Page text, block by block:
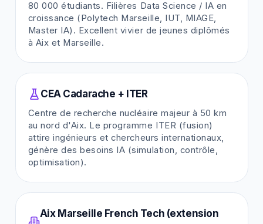
80 000 étudiants. Filières Data Science / IA en
croissance (Polytech Marseille, IUT, MIAGE,
Master IA). Excellent vivier de jeunes diplômés
à Aix et Marseille.
CEA Cadarache + ITER
Centre de recherche nucléaire majeur à 50 km
au nord d'Aix. Le programme ITER (fusion)
attire ingénieurs et chercheurs internationaux,
génère des besoins IA (simulation, contrôle,
optimisation).
Aix Marseille French Tech (extension